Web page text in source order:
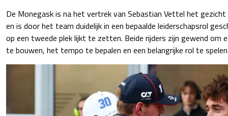
De Monegask is na het vertrek van Sebastian Vettel het
en is door het team duidelijk in een bepaalde leiderschapsrol
op een tweede plek lijkt te zetten. Beide rijders zijn gewend om
te bouwen, het tempo te bepalen en een belangrijke rol te